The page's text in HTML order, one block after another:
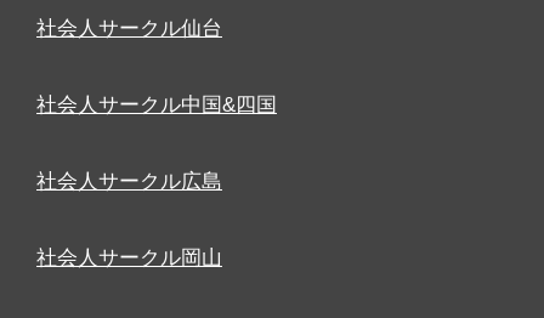
社会人サークル仙台
社会人サークル中国&四国
社会人サークル広島
社会人サークル岡山